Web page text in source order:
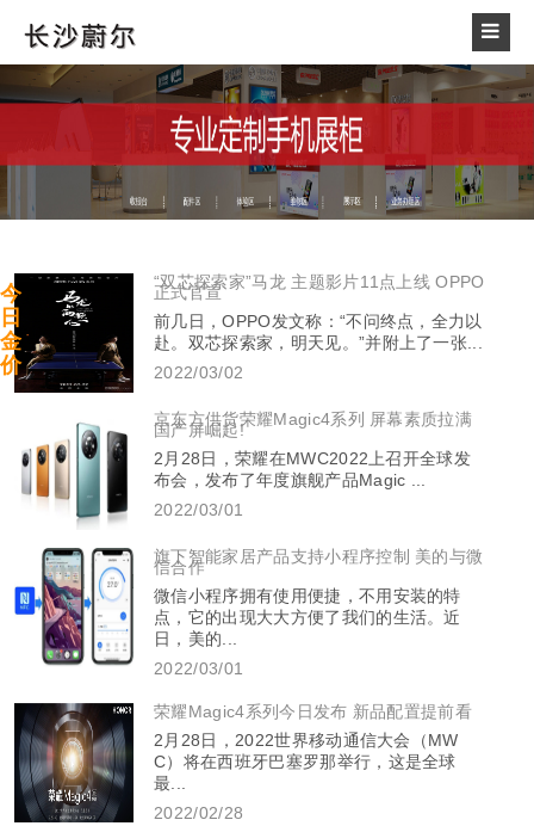
“双芯探索家”马龙 主题影片11点上线 OPPO
正式官宣
前几日，OPPO发文称：“不问终点，全力以
赴。双芯探索家，明天见。”并附上了一张...
2022/03/02
京东方供货荣耀Magic4系列 屏幕素质拉满
国产屏崛起!
2月28日，荣耀在MWC2022上召开全球发
布会，发布了年度旗舰产品Magic ...
2022/03/01
旗下智能家居产品支持小程序控制 美的与微
信合作
微信小程序拥有使用便捷，不用安装的特
点，它的出现大大方便了我们的生活。近
日，美的...
2022/03/01
荣耀Magic4系列今日发布 新品配置提前看
2月28日，2022世界移动通信大会（MW
C）将在西班牙巴塞罗那举行，这是全球
最...
2022/02/28
今
日
金
价